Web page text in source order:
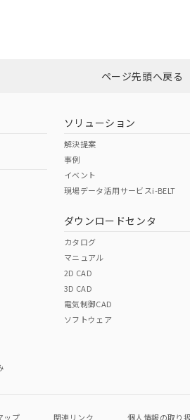
ダウンロードはこちら
未対応品が混在する可能性があります
せください。
（日本
（アメリカ
その他の認証
ページ先頭へ戻る
ソリューション
解決提案
事例
イベント
現場データ活用サービスi-BELT
ダウンロードセンタ
カタログ
マニュアル
2D CAD
3D CAD
電気制御CAD
ソフトウェア
ップ 関連リンク 個人情報の取り